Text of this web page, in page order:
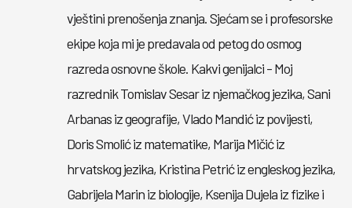
vještini prenošenja znanja. Sjećam se i profesorske
ekipe koja mi je predavala od petog do osmog
razreda osnovne škole. Kakvi genijalci - Moj
razrednik Tomislav Sesar iz njemačkog jezika, Sani
Arbanas iz geografije, Vlado Mandić iz povijesti,
Doris Smolić iz matematike, Marija Mičić iz
hrvatskog jezika, Kristina Petrić iz engleskog jezika,
Gabrijela Marin iz biologije, Ksenija Dujela iz fizike i